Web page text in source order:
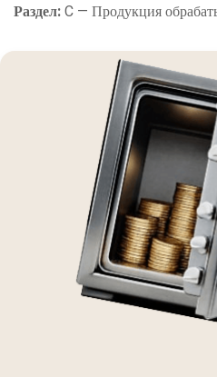
Раздел:C — Продукция